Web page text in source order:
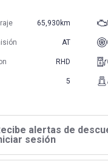
alertas de
sesión
65,930km
AT
RHD
5